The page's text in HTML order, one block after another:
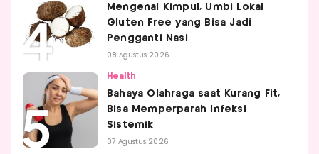
Mengenal Kimpul, Umbi Lokal
Gluten Free yang Bisa Jadi
Pengganti Nasi
08 Agustus 2026
Health
Bahaya Olahraga saat Kurang Fit,
Bisa Memperparah Infeksi
Sistemik
07 Agustus 2026